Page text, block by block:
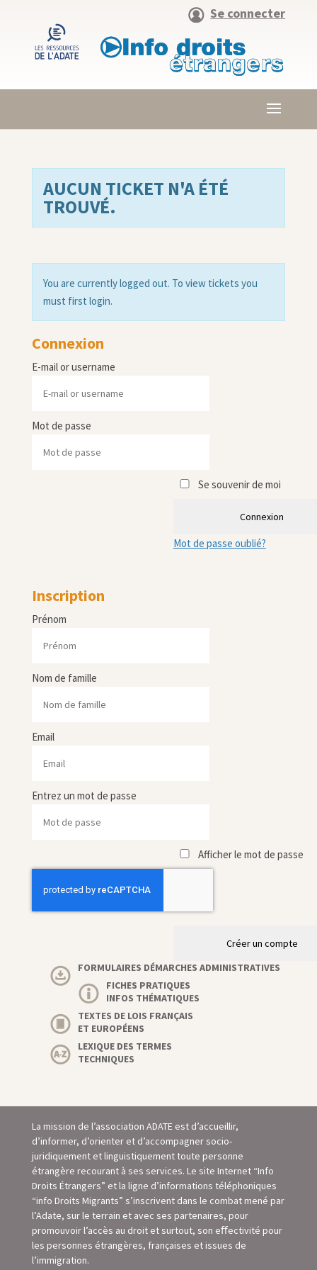
Se connecter
AUCUN TICKET N'A ÉTÉ
TROUVÉ.
You are currently logged out. To view tickets you
must first login.
Connexion
E-mail or username
Mot de passe
Se souvenir de moi
Connexion
Mot de passe oublié?
Inscription
Prénom
Nom de famille
Email
Entrez un mot de passe
Afficher le mot de passe
Créer un compte
FORMULAIRES DÉMARCHES ADMINISTRATIVES
FICHES PRATIQUES
INFOS THÉMATIQUES
TEXTES DE LOIS FRANÇAIS
ET EUROPÉENS
LEXIQUE DES TERMES
TECHNIQUES
La mission de l’association ADATE est d’accueillir,
d’informer, d’orienter et d’accompagner socio-
juridiquement et linguistiquement toute personne
étrangère recourant à ses services. Le site Internet “Info
Droits Étrangers” et la ligne d’informations téléphoniques
“info Droits Migrants” s’inscrivent dans le combat mené par
l’Adate, sur le terrain et avec ses partenaires, pour
promouvoir l’accès au droit et surtout, son eﬀectivité pour
les personnes étrangères, françaises et issues de
l’immigration.